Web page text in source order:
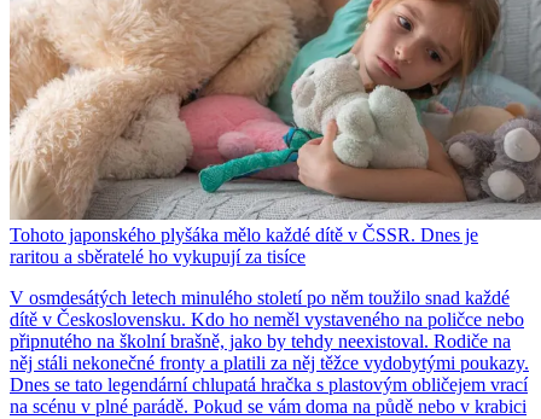
Tohoto japonského plyšáka mělo každé dítě v ČSSR. Dnes je
raritou a sběratelé ho vykupují za tisíce
V osmdesátých letech minulého století po něm toužilo snad každé
dítě v Československu. Kdo ho neměl vystaveného na poličce nebo
připnutého na školní brašně, jako by tehdy neexistoval. Rodiče na
něj stáli nekonečné fronty a platili za něj těžce vydobytými poukazy.
Dnes se tato legendární chlupatá hračka s plastovým obličejem vrací
na scénu v plné parádě. Pokud se vám doma na půdě nebo v krabici